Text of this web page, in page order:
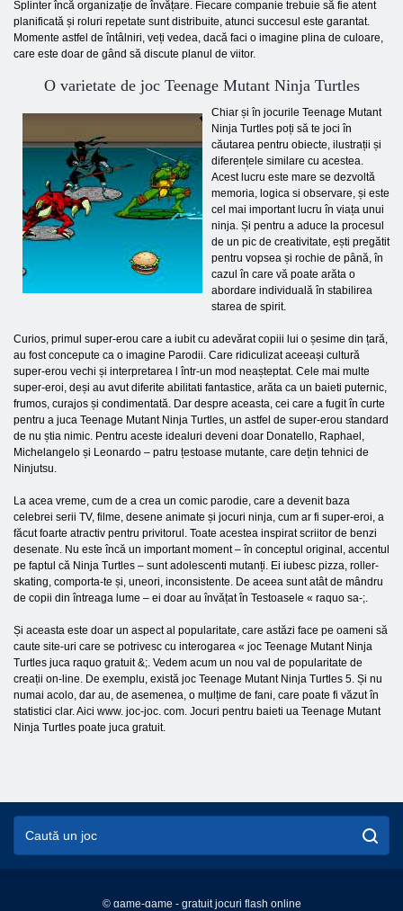
Splinter încă organizație de învățare. Fiecare companie trebuie să fie atent
planificată și roluri repetate sunt distribuite, atunci succesul este garantat.
Momente astfel de întâlniri, veți vedea, dacă faci o imagine plina de culoare,
care este doar de gând să discute planul de viitor.
O varietate de joc Teenage Mutant Ninja Turtles
Chiar și în jocurile Teenage Mutant
Ninja Turtles poți să te joci în
căutarea pentru obiecte, ilustrații și
diferențele similare cu acestea.
Acest lucru este mare se dezvoltă
memoria, logica si observare, și este
cel mai important lucru în viața unui
ninja. Și pentru a aduce la procesul
de un pic de creativitate, ești pregătit
pentru vopsea și rochie de până, în
cazul în care vă poate arăta o
abordare individuală în stabilirea
starea de spirit.
Curios, primul super-erou care a iubit cu adevărat copiii lui o șesime din țară,
au fost concepute ca o imagine Parodii. Care ridiculizat aceeași cultură
super-erou vechi și interpretarea l într-un mod neașteptat. Cele mai multe
super-eroi, deși au avut diferite abilitati fantastice, arăta ca un baieti puternic,
frumos, curajos și condimentată. Dar despre aceasta, cei care a fugit în curte
pentru a juca Teenage Mutant Ninja Turtles, un astfel de super-erou standard
de nu știa nimic. Pentru aceste idealuri deveni doar Donatello, Raphael,
Michelangelo și Leonardo – patru țestoase mutante, care dețin tehnici de
Ninjutsu.
La acea vreme, cum de a crea un comic parodie, care a devenit baza
celebrei serii TV, filme, desene animate și jocuri ninja, cum ar fi super-eroi, a
făcut foarte atractiv pentru privitorul. Toate acestea inspirat scriitor de benzi
desenate. Nu este încă un important moment – în conceptul original, accentul
pe faptul că Ninja Turtles – sunt adolescenti mutanți. Ei iubesc pizza, roller-
skating, comporta-te și, uneori, inconsistente. De aceea sunt atât de mândru
de copii din întreaga lume – ei doar au învățat în Testoasele « raquo sa-;.
Și aceasta este doar un aspect al popularitate, care astăzi face pe oameni să
caute site-uri care se potrivesc cu interogarea « joc Teenage Mutant Ninja
Turtles juca raquo gratuit &;. Vedem acum un nou val de popularitate de
creații on-line. De exemplu, există joc Teenage Mutant Ninja Turtles 5. Și nu
numai acolo, dar au, de asemenea, o mulțime de fani, care poate fi văzut în
statistici clar. Aici www. joc-joc. com. Jocuri pentru baieti ua Teenage Mutant
Ninja Turtles poate juca gratuit.
© game-game - gratuit jocuri flash online